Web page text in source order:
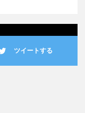
ツイートする